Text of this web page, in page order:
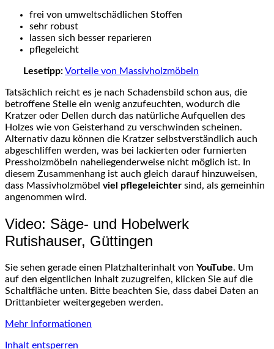
frei von umweltschädlichen Stoffen
sehr robust
lassen sich besser reparieren
pflegeleicht
Lesetipp:Vorteile von Massivholzmöbeln
Tatsächlich reicht es je nach Schadensbild schon aus, die
betroffene Stelle ein wenig anzufeuchten, wodurch die
Kratzer oder Dellen durch das natürliche Aufquellen des
Holzes wie von Geisterhand zu verschwinden scheinen.
Alternativ dazu können die Kratzer selbstverständlich auch
abgeschliffen werden, was bei lackierten oder furnierten
Pressholzmöbeln naheliegenderweise nicht möglich ist. In
diesem Zusammenhang ist auch gleich darauf hinzuweisen,
dass Massivholzmöbel viel pflegeleichter sind, als gemeinhin
angenommen wird.
Video: Säge- und Hobelwerk
Rutishauser, Güttingen
Sie sehen gerade einen Platzhalterinhalt von YouTube. Um
auf den eigentlichen Inhalt zuzugreifen, klicken Sie auf die
Schaltfläche unten. Bitte beachten Sie, dass dabei Daten an
Drittanbieter weitergegeben werden.
Mehr Informationen
Inhalt entsperren